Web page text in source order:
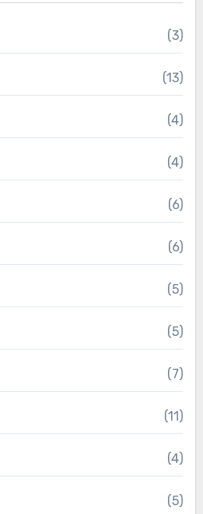
(3)
(13)
(4)
(4)
(6)
(6)
(5)
(5)
(7)
(11)
(4)
(5)